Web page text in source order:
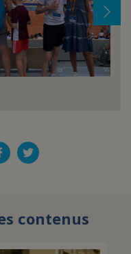
contenus